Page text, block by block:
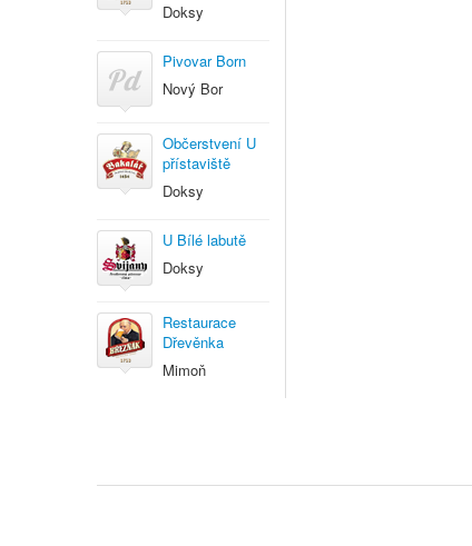
Doksy
Pivovar Born
Nový Bor
Občerstvení U
přístaviště
Doksy
U Bílé labutě
Doksy
Restaurace
Dřevěnka
Mimoň